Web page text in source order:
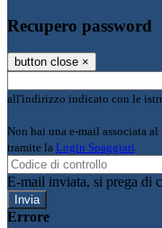
Recupero password
button close ×
all'indirizzo indicato con le
Non hai una e-mail associata
tramite la Login Spaggiari
E-mail inviata, si prega di
Errore